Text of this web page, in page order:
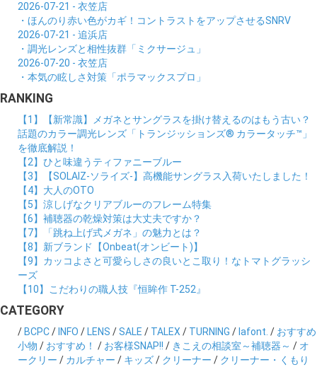
2026-07-21 - 衣笠店
・ほんのり赤い色がカギ！コントラストをアップさせるSNRV
2026-07-21 - 追浜店
・調光レンズと相性抜群「ミクサージュ」
2026-07-20 - 衣笠店
・本気の眩しさ対策「ポラマックスプロ」
RANKING
【1】【新常識】メガネとサングラスを掛け替えるのはもう古い？
話題のカラー調光レンズ「トランジッションズ® カラータッチ™」
を徹底解説！
【2】ひと味違うティファニーブルー
【3】【SOLAIZ-ソライズ-】高機能サングラス入荷いたしました！
【4】大人のOTO
【5】涼しげなクリアブルーのフレーム特集
【6】補聴器の乾燥対策は大丈夫ですか？
【7】「跳ね上げ式メガネ」の魅力とは？
【8】新ブランド【Onbeat(オンビート)】
【9】カッコよさと可愛らしさの良いとこ取り！なトマトグラッシ
ーズ
【10】こだわりの職人技『恒眸作 T-252』
CATEGORY
/BCPC/INFO /LENS /SALE / TALEX / TURNING /lafont. / おすすめ
小物 / おすすめ！ / お客様SNAP!! / きこえの相談室～補聴器～ / オ
ークリー / カルチャー / キッズ/ クリーナー / クリーナー・くもり